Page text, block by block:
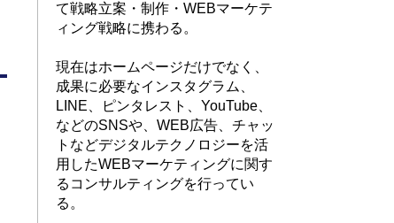
て戦略立案・制作・WEBマーケテ
ィング戦略に携わる。
現在はホームページだけでなく、
成果に必要なインスタグラム、
LINE、ピンタレスト、YouTube、
などのSNSや、WEB広告、チャッ
トなどデジタルテクノロジーを活
用したWEBマーケティングに関す
るコンサルティングを行ってい
る。